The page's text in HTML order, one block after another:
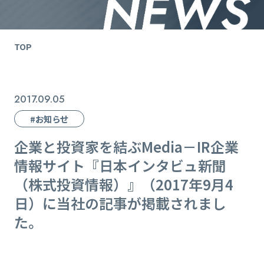
TOP
2017.09.05
#お知らせ
企業と投資家を結ぶMedia－IR企業
情報サイト『日本インタビュ新聞
（株式投資情報）』（2017年9月4
日）に当社の記事が掲載されまし
た。